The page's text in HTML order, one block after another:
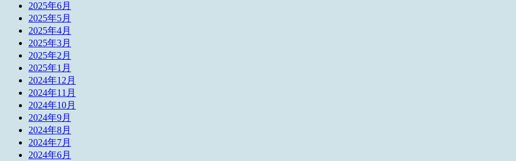
2025年6月
2025年5月
2025年4月
2025年3月
2025年2月
2025年1月
2024年12月
2024年11月
2024年10月
2024年9月
2024年8月
2024年7月
2024年6月